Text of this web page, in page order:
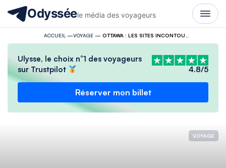
Odysséele média des voyageurs
ACCUEIL —VOYAGE—
Ulysse, le choix n°1 des voyageurs
sur Trustpilot
4.8/5
Réserver mon billet
VOYAGE